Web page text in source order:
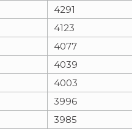
4291
4123
4077
4039
4003
3996
3985